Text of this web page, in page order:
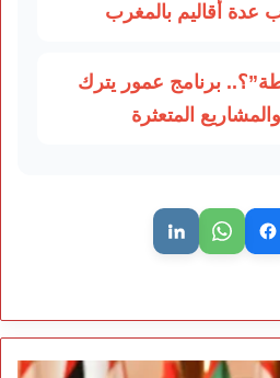
أقاليم بالمغرب
برنامج عمور يترك
المتعثرة